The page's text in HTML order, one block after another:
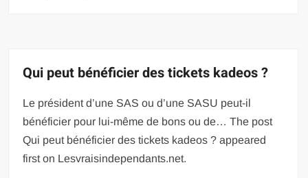
Qui peut bénéficier des tickets kadeos ?
Le président d’une SAS ou d’une SASU peut-il
bénéficier pour lui-même de bons ou de… The post
Qui peut bénéficier des tickets kadeos ? appeared
first on Lesvraisindependants.net.